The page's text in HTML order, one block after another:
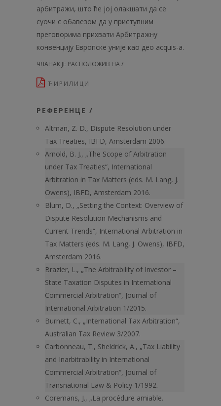
арбитражи, што ће јој олакшати да се
суочи с обавезом да у приступним
преговорима прихвати Арбитражну
конвенцију Европске уније као део acquis-a.
ЧЛАНАК ЈЕ РАСПОЛОЖИВ НА /
ЋИРИЛИЦИ
РЕФЕРЕНЦЕ /
Altman, Z. D., Dispute Resolution under
Tax Treaties, IBFD, Amsterdam 2006.
Arnold, B. J., „The Scope of Arbitration
under Tax Treaties“, International
Arbitration in Tax Matters (eds. M. Lang, J.
Owens), IBFD, Amsterdam 2016.
Blum, D., „Setting the Context: Overview of
Dispute Resolution Mechanisms and
Current Trends“, International Arbitration in
Tax Matters (eds. M. Lang, J. Owens), IBFD,
Amsterdam 2016.
Brazier, L., „The Arbitrability of Investor –
State Taxation Disputes in International
Commercial Arbitration“, Journal of
International Arbitration 1/2015.
Burnett, C., „International Tax Arbitration“,
Australian Tax Review 3/2007.
Carbonneau, T., Sheldrick, A., „Tax Liability
and Inarbitrability in International
Commercial Arbitration“, Journal of
Transnational Law & Policy 1/1992.
Coremans, J., „La procédure amiable.